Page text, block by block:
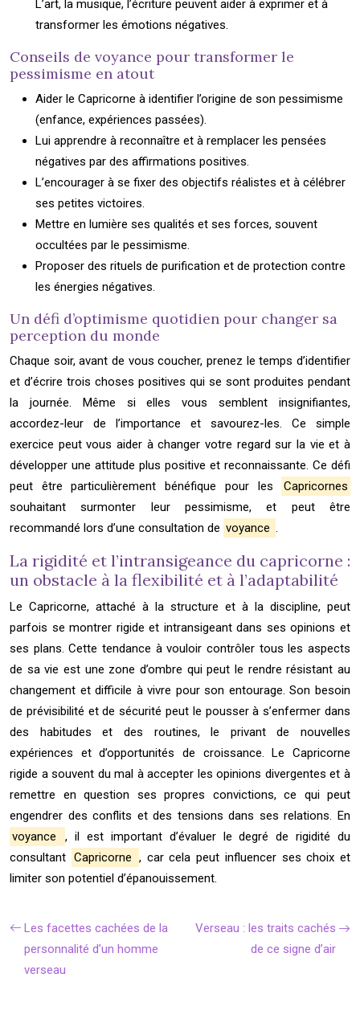
L’art, la musique, l’écriture peuvent aider à exprimer et à
transformer les émotions négatives.
Conseils de voyance pour transformer le
pessimisme en atout
Aider le Capricorne à identifier l’origine de son pessimisme
(enfance, expériences passées).
Lui apprendre à reconnaître et à remplacer les pensées
négatives par des affirmations positives.
L’encourager à se fixer des objectifs réalistes et à célébrer
ses petites victoires.
Mettre en lumière ses qualités et ses forces, souvent
occultées par le pessimisme.
Proposer des rituels de purification et de protection contre
les énergies négatives.
Un défi d’optimisme quotidien pour changer sa
perception du monde
Chaque soir, avant de vous coucher, prenez le temps d’identifier
et d’écrire trois choses positives qui se sont produites pendant
la journée. Même si elles vous semblent insignifiantes,
accordez-leur de l’importance et savourez-les. Ce simple
exercice peut vous aider à changer votre regard sur la vie et à
développer une attitude plus positive et reconnaissante. Ce défi
peut être particulièrement bénéfique pour les
Capricornes
souhaitant surmonter leur pessimisme, et peut être
recommandé lors d’une consultation de voyance .
La rigidité et l’intransigeance du capricorne :
un obstacle à la flexibilité et à l’adaptabilité
Le Capricorne, attaché à la structure et à la discipline, peut
parfois se montrer rigide et intransigeant dans ses opinions et
ses plans. Cette tendance à vouloir contrôler tous les aspects
de sa vie est une zone d’ombre qui peut le rendre résistant au
changement et difficile à vivre pour son entourage. Son besoin
de prévisibilité et de sécurité peut le pousser à s’enfermer dans
des habitudes et des routines, le privant de nouvelles
expériences et d’opportunités de croissance. Le Capricorne
rigide a souvent du mal à accepter les opinions divergentes et à
remettre en question ses propres convictions, ce qui peut
engendrer des conflits et des tensions dans ses relations. En
voyance
, il est important d’évaluer le degré de rigidité du
consultant Capricorne , car cela peut influencer ses choix et
limiter son potentiel d’épanouissement.
Les facettes cachées de la
personnalité d’un homme
verseau
Verseau : les traits cachés
de ce signe d’air